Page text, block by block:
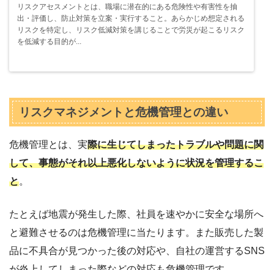
リスクアセスメントとは、職場に潜在的にある危険性や有害性を抽
出・評価し、防止対策を立案・実行すること。あらかじめ想定される
リスクを特定し、リスク低減対策を講じることで労災が起こるリスク
を低減する目的が...
リスクマネジメントと危機管理との違い
危機管理とは、実際に生じてしまったトラブルや問題に関
して、事態がそれ以上悪化しないように状況を管理するこ
と。
たとえば地震が発生した際、社員を速やかに安全な場所へ
と避難させるのは危機管理に当たります。また販売した製
品に不具合が見つかった後の対応や、自社の運営するSNS